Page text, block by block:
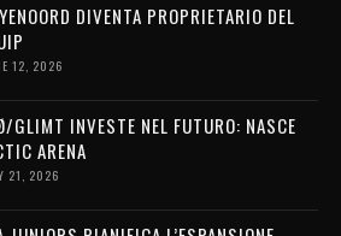
DIVENTA PROPRIETARIO DEL
12, 2026
GLIMT INVESTE NEL FUTURO: NASCE
ARENA
21, 2026